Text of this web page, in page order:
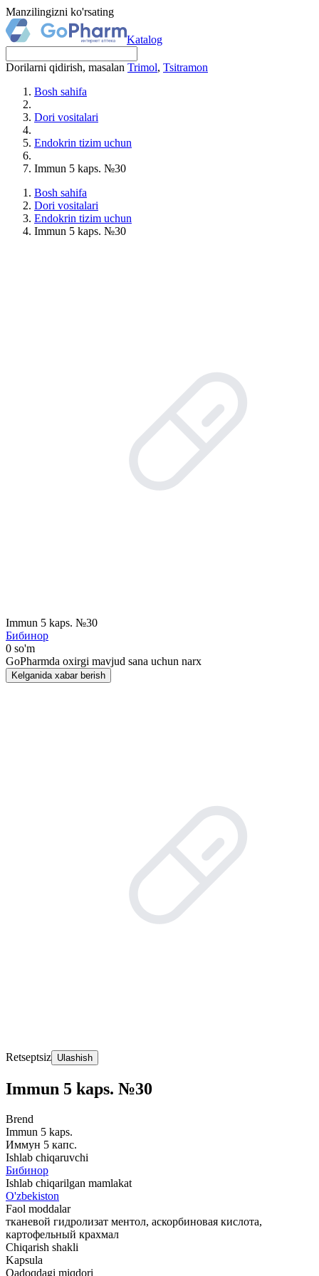
Manzilingizni ko'rsating
Katalog
Dorilarni qidirish, masalan Trimol, Tsitramon
Bosh sahifa
Dori vositalari
Endokrin tizim uchun
Immun 5 kaps. №30
Bosh sahifa
Dori vositalari
Endokrin tizim uchun
Immun 5 kaps. №30
Immun 5 kaps. №30
Бибинор
0 so'm
GoPharmda oxirgi mavjud sana uchun narx
Kelganida xabar berish
Retseptsiz Ulashish
Immun 5 kaps. №30
Brend
Immun 5 kaps.
Иммун 5 капс.
Ishlab chiqaruvchi
Бибинор
Ishlab chiqarilgan mamlakat
O'zbekiston
Faol moddalar
тканевой гидролизат ментол, аскорбиновая кислота,
картофельный крахмал
Chiqarish shakli
Kapsula
Qadoqdagi miqdori